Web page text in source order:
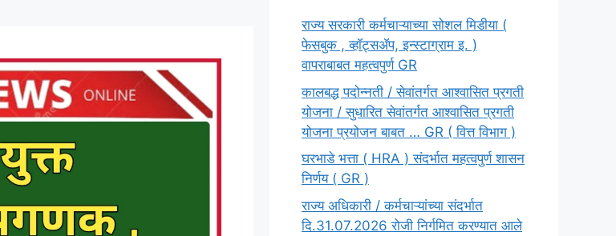
राज्य सरकारी कर्मचाऱ्याच्या सोशल मिडीया (
फेसबुक , व्हॉट्सॲप, इन्स्टाग्राम इ. )
वापराबाबत महत्वपुर्ण GR
कालबद्ध पदोन्नती / सेवांतर्गत आश्वासित प्रगती
योजना / सुधारित सेवांतर्गत आश्वासित प्रगती
योजना प्रयोजन बाबत … GR ( वित्त विभाग )
घरभाडे भत्ता ( HRA ) संदर्भात महत्वपुर्ण शासन
निर्णय ( GR )
राज्य अधिकारी / कर्मचाऱ्यांच्या संदर्भात
दि.31.07.2026 रोजी निर्गमित करण्यात आले